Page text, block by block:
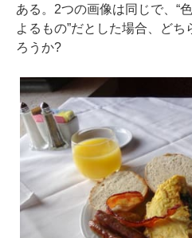
ある。2つの画像は同じで、“
よるもの”だとした場合、ど
ろうか?